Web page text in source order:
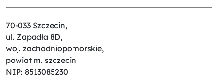
70-033 Szczecin,
ul. Zapadła 8D,
woj. zachodniopomorskie,
powiat m. szczecin
NIP: 8513085230